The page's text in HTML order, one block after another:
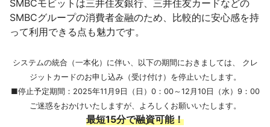
SMBCモビットは三井住友銀行、三井住友カードなどの
SMBCグループの消費者金融のため、比較的に安心感を持
って利用できる点も魅力です。
システムの統合（一本化）に伴い、以下の期間におきましては、 クレ
ジットカードのお申し込み（受け付け）を停止いたします。
■停止予定期間：2025年11月9日（日）0：00～12月10日（水）9：00
ご迷惑をおかけいたしますが、よろしくお願いいたします。
最短15分で融資可能！